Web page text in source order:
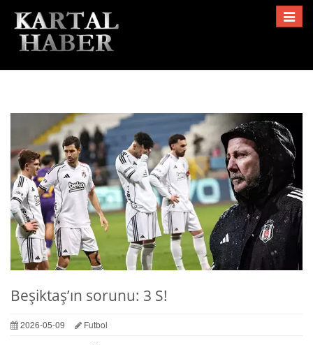
Toggle
Beşiktaş’ın sorunu: 3 S!
2026-05-09 Futbol